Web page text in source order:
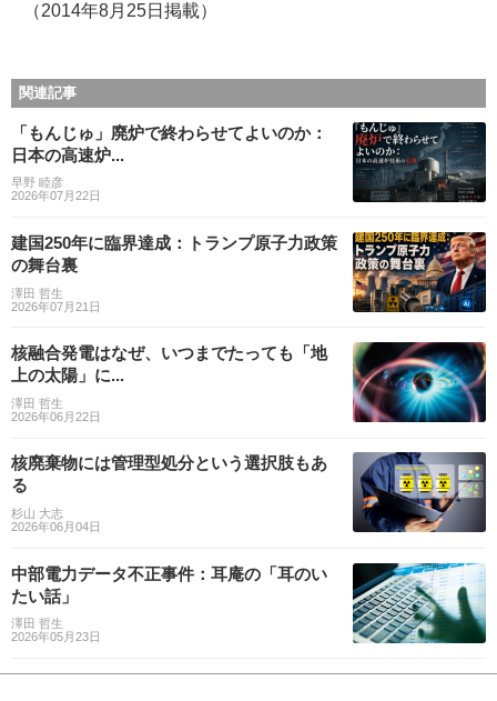
（2014年8月25日掲載）
関連記事
「もんじゅ」廃炉で終わらせてよいのか：
日本の高速炉...
早野 睦彦
2026年07月22日
建国250年に臨界達成：トランプ原子力政策
の舞台裏
澤田 哲生
2026年07月21日
核融合発電はなぜ、いつまでたっても「地
上の太陽」に...
澤田 哲生
2026年06月22日
核廃棄物には管理型処分という選択肢もあ
る
杉山 大志
2026年06月04日
中部電力データ不正事件：耳庵の「耳のい
たい話」
澤田 哲生
2026年05月23日